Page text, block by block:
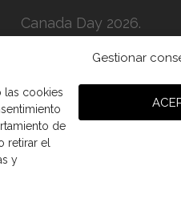
Gestionar
las cookies
de
retirar el
y
Canada Day 2026.